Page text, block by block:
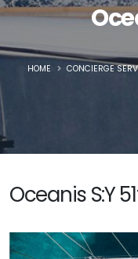
HOME CONCIERGE
Oceanis S:Y